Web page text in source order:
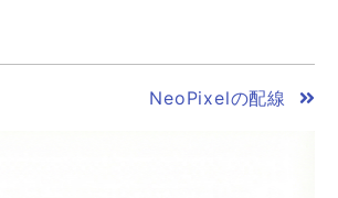
NeoPixelの配線